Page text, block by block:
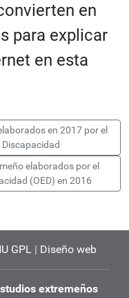
en
para explicar
en esta
en 2017 por el
elaborados por el
(OED) en 2016
GPL | Diseño web
extremeños